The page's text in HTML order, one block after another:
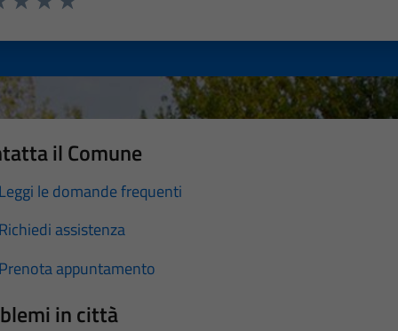
il Comune
Leggi le domande frequenti
Richiedi assistenza
Prenota appuntamento
in città